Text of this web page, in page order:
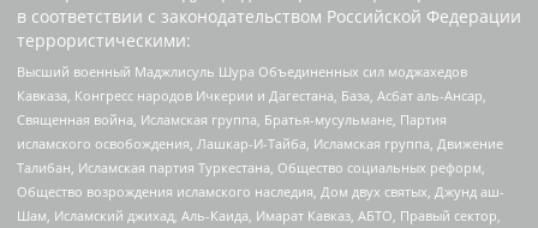
в соответствии с законодательством Российской Федерации
террористическими:
Высший военный Маджлисуль Шура Объединенных сил моджахедов
Кавказа, Конгресс народов Ичкерии и Дагестана, База, Асбат аль-Ансар,
Священная война, Исламская группа, Братья-мусульмане, Партия
исламского освобождения, Лашкар-И-Тайба, Исламская группа, Движение
Талибан, Исламская партия Туркестана, Общество социальных реформ,
Общество возрождения исламского наследия, Дом двух святых, Джунд аш-
Шам, Исламский джихад, Аль-Каида, Имарат Кавказ, АБТО, Правый сектор,